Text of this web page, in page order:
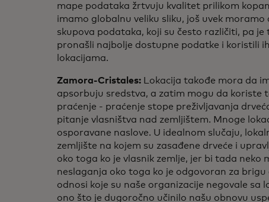
mape podataka žrtvuju kvalitet prilikom
imamo globalnu veliku sliku, još uvek
skupova podataka, koji su često različiti, pa
pronašli najbolje dostupne podatke i koristili
lokacijama.
Zamora-Cristales: Lokacija takođe mora da
apsorbuju sredstva, a zatim mogu da koriste
praćenje - praćenje stope preživljavanja
pitanje vlasništva nad zemljištem. Mnoge
osporavane naslove. U idealnom slučaju,
zemljište na kojem su zasađene drveće i
oko toga ko je vlasnik zemlje, jer bi tada neko
neslaganja oko toga ko je odgovoran za
odnosi koje su naše organizacije negovale sa
ono što je dugoročno učinilo našu obnovu